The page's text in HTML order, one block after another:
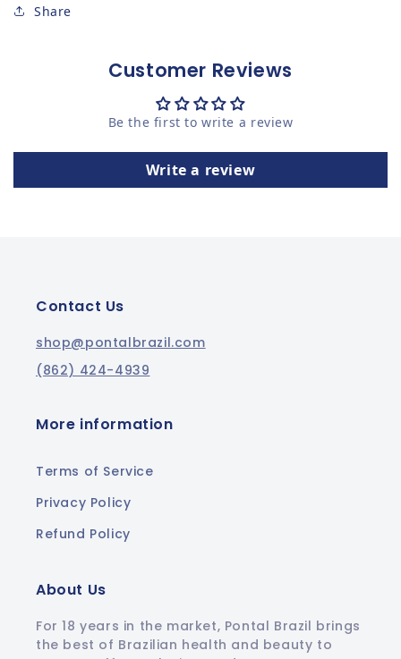
Share
Customer Reviews
Be the first to write a review
Write a review
Contact Us
shop@pontalbrazil.com
(862) 424-4939
More information
Terms of Service
Privacy Policy
Refund Policy
About Us
For 18 years in the market, Pontal Brazil brings
the best of Brazilian health and beauty to